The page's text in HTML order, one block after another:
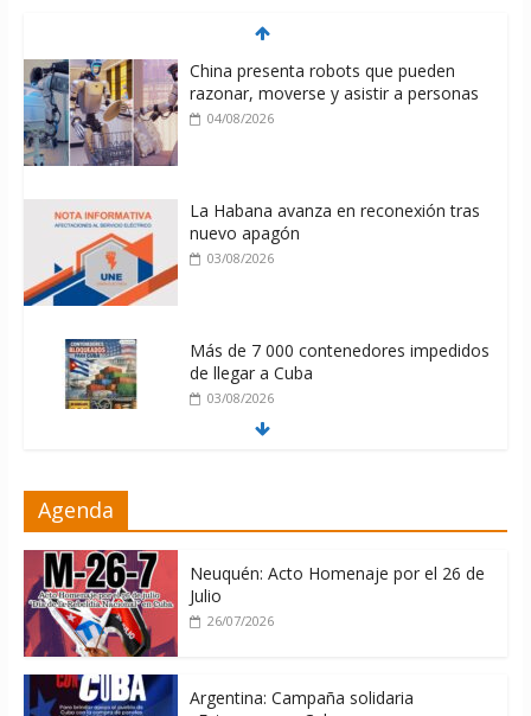
China presenta robots que pueden
razonar, moverse y asistir a personas
04/08/2026
La Habana avanza en reconexión tras
nuevo apagón
03/08/2026
Más de 7 000 contenedores impedidos
de llegar a Cuba
03/08/2026
04/08/2026
Agenda
Neuquén: Acto Homenaje por el 26 de
Julio
26/07/2026
Argentina: Campaña solidaria